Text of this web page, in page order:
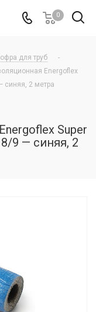
0
для труб
-
Energoflex
синяя, 2 метра
Super
9 — синяя, 2